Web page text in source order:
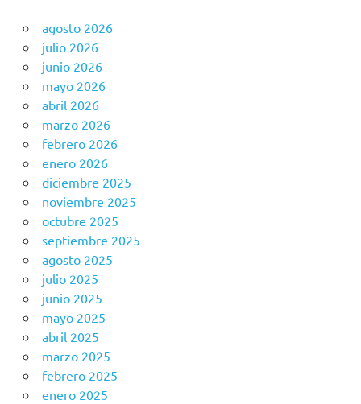
agosto 2026
julio 2026
junio 2026
mayo 2026
abril 2026
marzo 2026
febrero 2026
enero 2026
diciembre 2025
noviembre 2025
octubre 2025
septiembre 2025
agosto 2025
julio 2025
junio 2025
mayo 2025
abril 2025
marzo 2025
febrero 2025
enero 2025